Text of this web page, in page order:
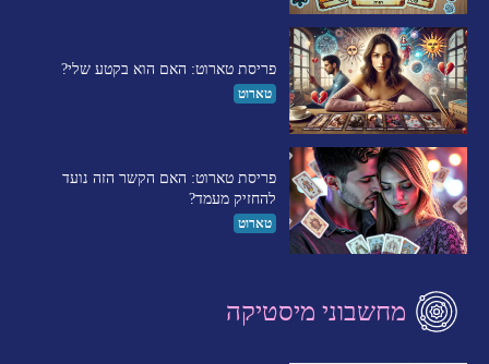
פריסת טארוט: האם הוא בקטע שלי?
טארוט
פריסת טארוט: האם הקשר הזה נועד
להחזיק מעמד?
טארוט
מחשבוני מיסטיקה